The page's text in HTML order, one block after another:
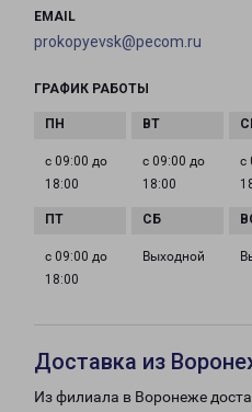
EMAIL
prokopyevsk@pecom.ru
ГРАФИК РАБОТЫ
с 09:00 до
18:00
с 09:00 до
18:00
с
с 09:00 до
18:00
Выходной
Доставка из
Из филиала в Воронеже